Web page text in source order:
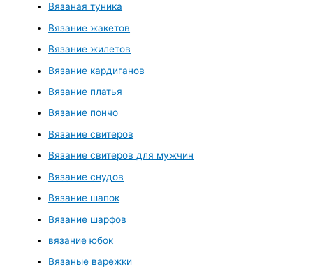
Вязаная туника
Вязание жакетов
Вязание жилетов
Вязание кардиганов
Вязание платья
Вязание пончо
Вязание свитеров
Вязание свитеров для мужчин
Вязание снудов
Вязание шапок
Вязание шарфов
вязание юбок
Вязаные варежки